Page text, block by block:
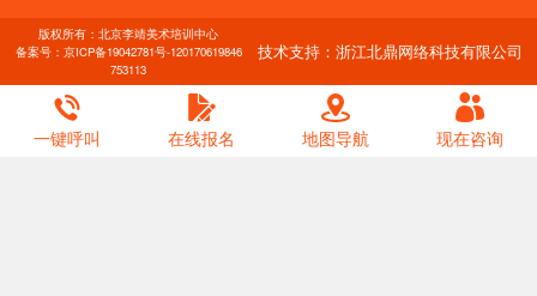
一键呼叫 在线报名 地图导航 现在咨询
版权所有：北京李靖美术培训中心
备案号： 京ICP备19042781号-120170619846
753113
技术支持：浙江北鼎网络科技有限公司